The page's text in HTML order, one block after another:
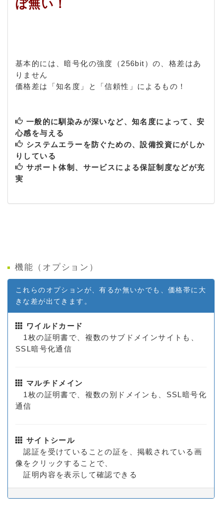
ぼ無い！
基本的には、暗号化の強度（256bit）の、格差はあ
りません
価格差は「知名度」と「信頼性」によるもの！
一般的に馴染みが深いなど、知名度によって、安
心感を与える
システムエラーを防ぐための、設備投資にがしか
りしている
サポート体制、サービスによる保証制度などが充
実
機能（オプション）
これらのオプションが、有るか無いかでも、価格帯に大
きな差が出てきます。
ワイルドカード
1枚の証明書で、複数のサブドメインサイトも、
SSL暗号化通信
マルチドメイン
1枚の証明書で、複数の別ドメインも、SSL暗号化
通信
サイトシール
認証を受けていることの証を、掲載されている画
像をクリックすることで、
証明内容を表示して確認できる